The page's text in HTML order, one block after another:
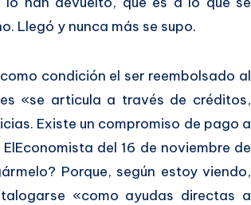
Llegó y nunca más se supo.
condición el ser reembolsado al
«se articula a través de créditos,
Existe un compromiso de pago a
del 16 de noviembre de
Porque, según estoy viendo,
«como ayudas directas a